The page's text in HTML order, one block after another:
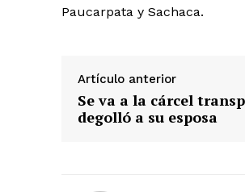
Paucarpata y Sachaca.
Artículo anterior
Se va a la cárcel
degolló a su esposa